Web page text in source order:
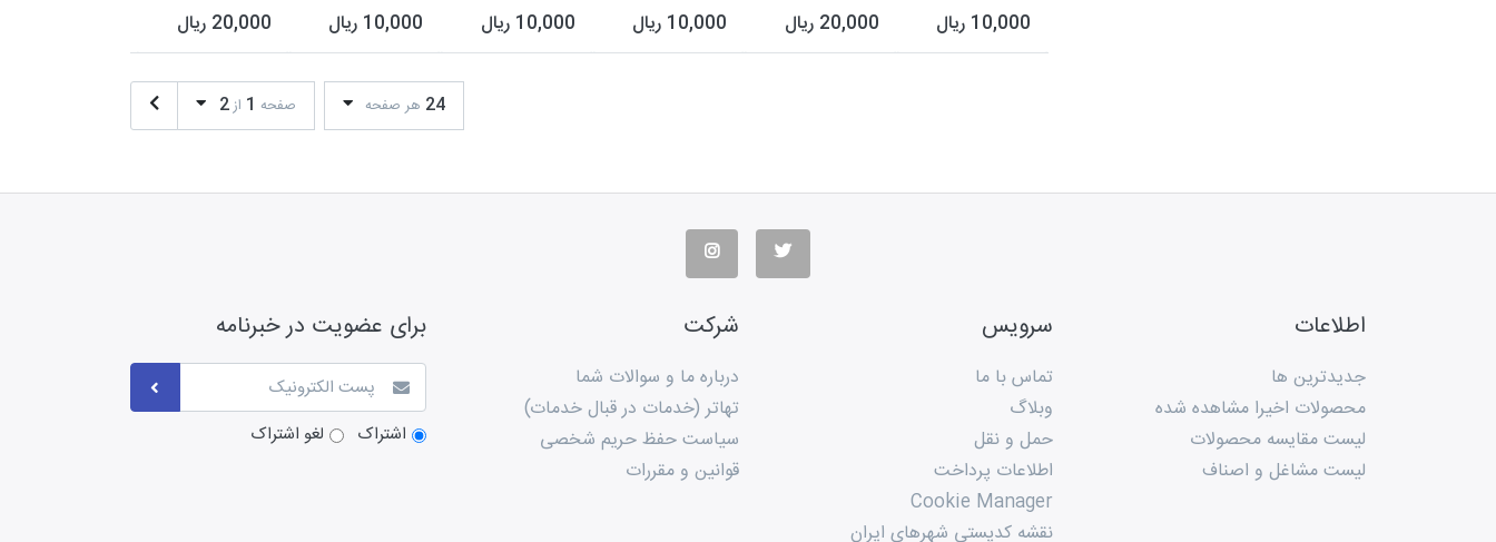
10,000 ریال 20,000 ریال 10,000 ریال 10,000 ریال 10,000 ریال 20,000 ریال
24 هر صفحه صفحه 1 از2
اطلاعات
جدیدترین ها
محصولات اخیرا مشاهده شده
لیست مقایسه محصولات
لیست مشاغل و اصناف
سرویس
تماس با ما
وبلاگ
حمل و نقل
اطلاعات پرداخت
Cookie Manager
نقشه کدپستی شهرهای ایران
شرکت
درباره ما و سوالات شما
تهاتر (خدمات در قبال خدمات)
سیاست حفظ حریم شخصی
قوانین و مقررات
برای عضویت در خبرنامه
اشتراک لغو اشتراک